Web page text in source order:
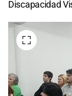
Discapacidad